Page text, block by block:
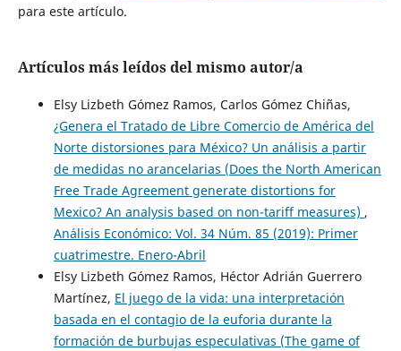
para este artículo.
Artículos más leídos del mismo autor/a
Elsy Lizbeth Gómez Ramos, Carlos Gómez Chiñas,
¿Genera el Tratado de Libre Comercio de América del
Norte distorsiones para México? Un análisis a partir
de medidas no arancelarias (Does the North American
Free Trade Agreement generate distortions for
Mexico? An analysis based on non-tariff measures) ,
Análisis Económico: Vol. 34 Núm. 85 (2019): Primer
cuatrimestre. Enero-Abril
Elsy Lizbeth Gómez Ramos, Héctor Adrián Guerrero
Martínez, El juego de la vida: una interpretación
basada en el contagio de la euforia durante la
formación de burbujas especulativas (The game of